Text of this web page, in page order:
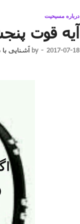
درباره مسیحیت
آیه قوت پنجشنبه ۲۰ ژوئیه ۲۰۱۷
2017-07-18
-
by آشنایی